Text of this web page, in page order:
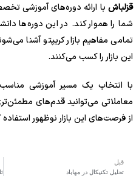
قزلباش با ارائه دوره‌های آموزشی
شما را هموار کند. در این دوره‌ها
تمامی مفاهیم بازار کریپتو آشنا
این بازار را کسب می‌کنند.
با انتخاب یک مسیر آموزشی
معاملاتی می‌توانید قدم‌های
از فرصت‌های این بازار نوظهور استفاده
قبل
تحلیل تکنیکال در مهاباد